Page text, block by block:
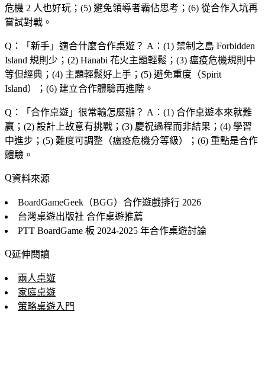
危機 2 人也好玩；(5) 避免領導者霸佔思考；(6) 從合作入坑再
嘗試對戰。
Q：「 新手 」適合什麼合作桌遊？ A：(1) 禁制之島 Forbidden
Island 規則少；(2) Hanabi 花火主題輕鬆；(3) 瘟疫危機規則中
等但經典；(4) 主題輕鬆好上手；(5) 避免重度（Spirit
Island）；(6) 建立合作體驗再進階。
Q：「 合作桌遊 」很常輸怎麼辦？ A：(1) 合作桌遊本來就難
贏；(2) 設計上故意有挑戰；(3) 慶祝過程而非結果；(4) 學習
中進步；(5) 難度可調整（瘟疫危機分等級）；(6) 重點是合作
體驗。
資料來源
BoardGameGeek（BGG）合作遊戲排行 2026
台灣桌遊出版社 合作桌遊推薦
PTT BoardGame 板 2024-2025 年合作桌遊討論
延伸閱讀
兩人桌遊
家庭桌遊
策略桌遊入門